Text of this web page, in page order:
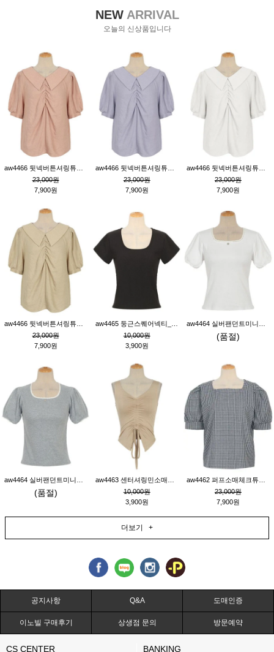
NEWARRIVAL
오늘의 신상품입니다
23,000원
7,900원
23,000원
7,900원
23,000원
7,900원
23,000원
7,900원
10,000원
3,900원
(품절)
(품절)
10,000원
3,900원
23,000원
7,900원
더보기 +
공지사항 Q&A 도매인증
이노빌 구매후기 상생점 문의 방문예약
CS CENTER BANKING